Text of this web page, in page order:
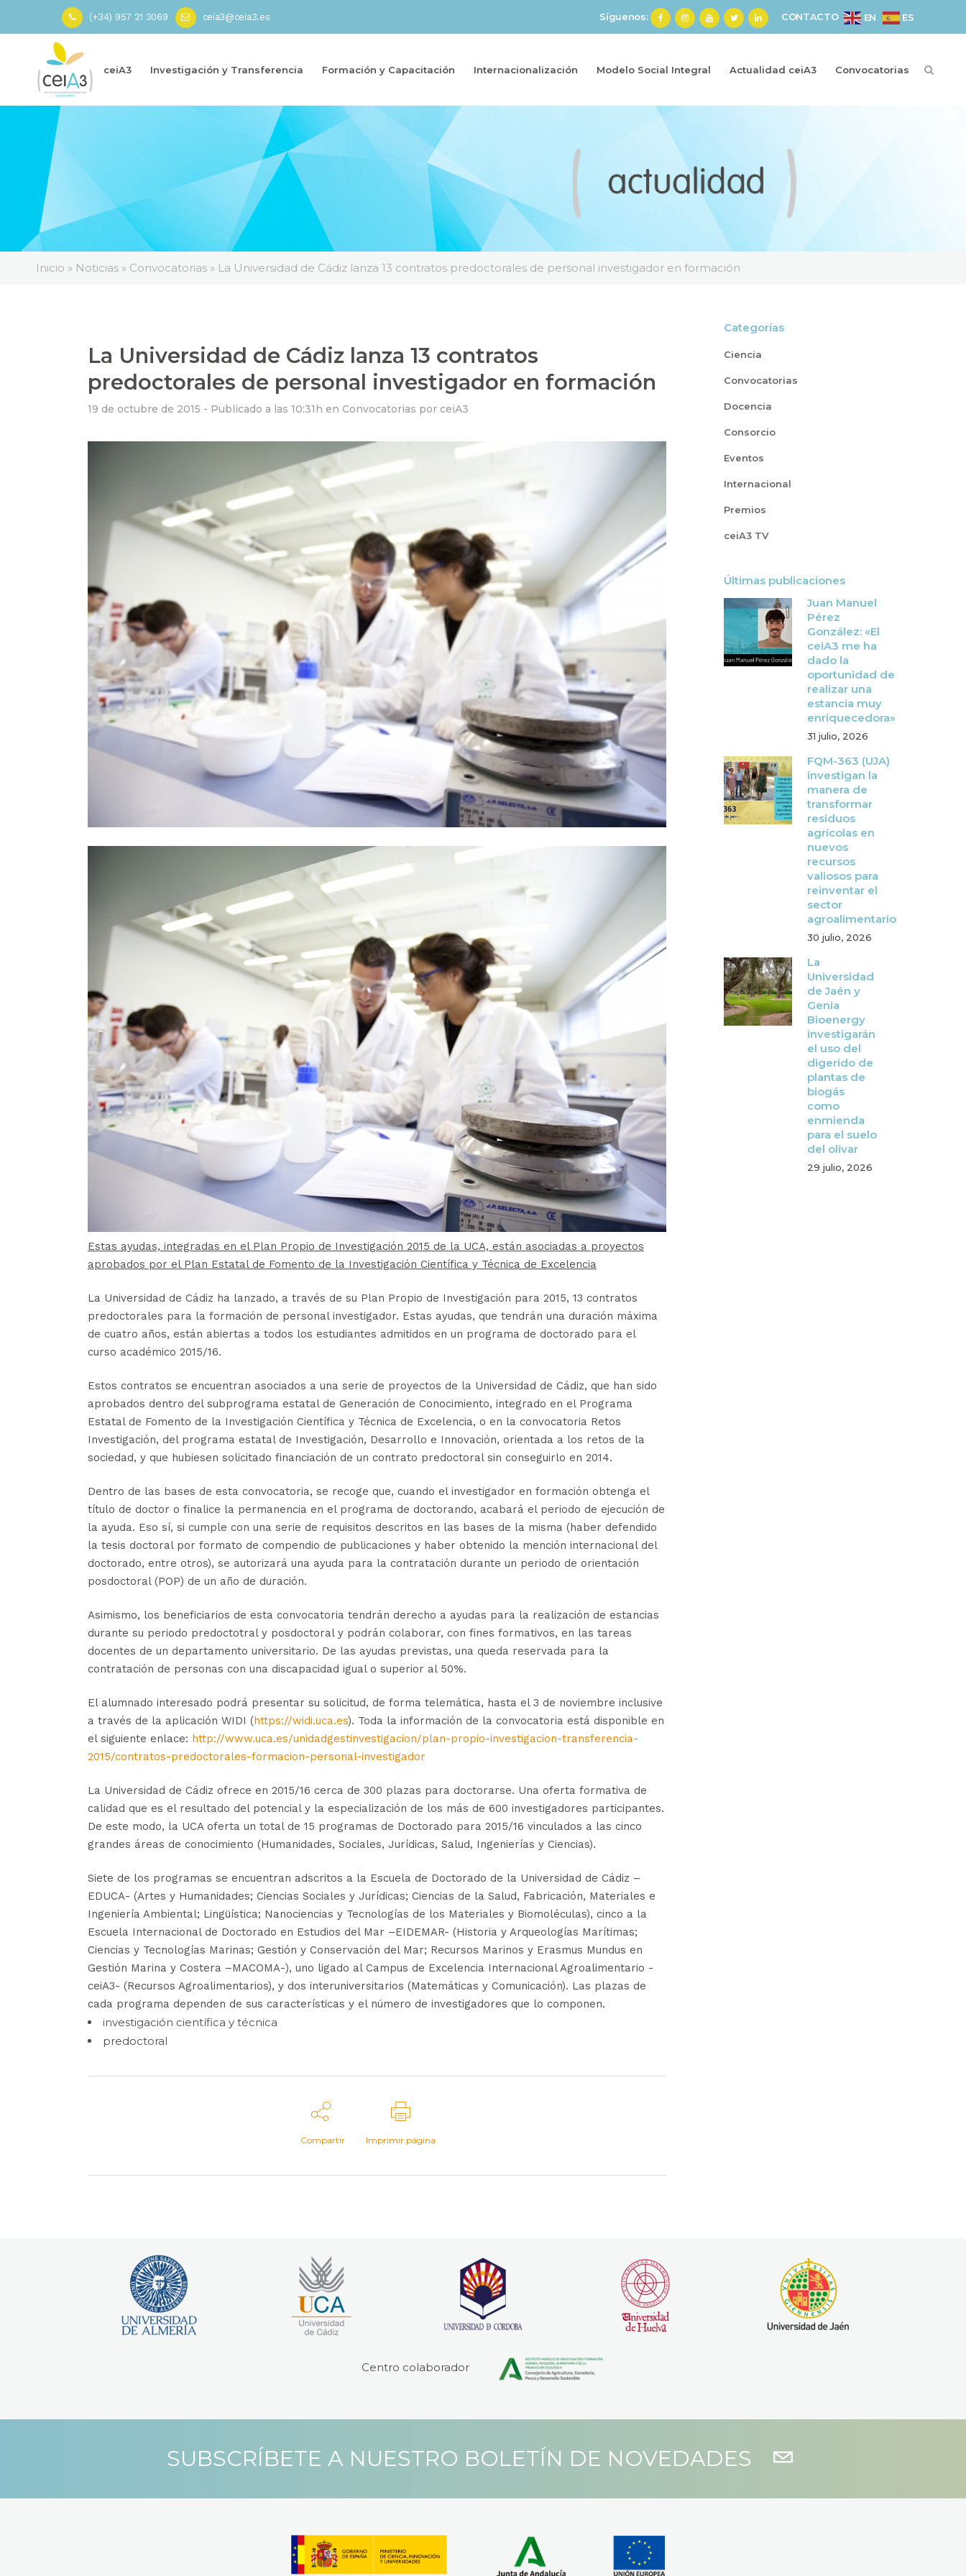
(+34) 957 21 3069 ceia3@ceia3.es Síguenos: CONTACTO EN ES
ceiA3 Investigación y Transferencia Formación y Capacitación Internacionalización Modelo Social Integral Actualidad ceiA3 Convocatorias
Inicio » Noticias » Convocatorias » La Universidad de Cádiz lanza 13 contratos predoctorales de personal investigador en formación
La Universidad de Cádiz lanza 13 contratos
predoctorales de personal investigador en formación
19 de octubre de 2015 - Publicado a las 10:31h en Convocatorias por ceiA3
Estas ayudas, integradas en el Plan Propio de Investigación 2015 de la UCA, están asociadas a proyectos
aprobados por el Plan Estatal de Fomento de la Investigación Científica y Técnica de Excelencia
La Universidad de Cádiz ha lanzado, a través de su Plan Propio de Investigación para 2015, 13 contratos
predoctorales para la formación de personal investigador. Estas ayudas, que tendrán una duración máxima
de cuatro años, están abiertas a todos los estudiantes admitidos en un programa de doctorado para el
curso académico 2015/16.
Estos contratos se encuentran asociados a una serie de proyectos de la Universidad de Cádiz, que han sido
aprobados dentro del subprograma estatal de Generación de Conocimiento, integrado en el Programa
Estatal de Fomento de la Investigación Científica y Técnica de Excelencia, o en la convocatoria Retos
Investigación, del programa estatal de Investigación, Desarrollo e Innovación, orientada a los retos de la
sociedad, y que hubiesen solicitado financiación de un contrato predoctoral sin conseguirlo en 2014.
Dentro de las bases de esta convocatoria, se recoge que, cuando el investigador en formación obtenga el
título de doctor o finalice la permanencia en el programa de doctorando, acabará el periodo de ejecución de
la ayuda. Eso sí, si cumple con una serie de requisitos descritos en las bases de la misma (haber defendido
la tesis doctoral por formato de compendio de publicaciones y haber obtenido la mención internacional del
doctorado, entre otros), se autorizará una ayuda para la contratación durante un periodo de orientación
posdoctoral (POP) de un año de duración.
Asimismo, los beneficiarios de esta convocatoria tendrán derecho a ayudas para la realización de estancias
durante su periodo predoctotral y posdoctoral y podrán colaborar, con fines formativos, en las tareas
docentes de un departamento universitario. De las ayudas previstas, una queda reservada para la
contratación de personas con una discapacidad igual o superior al 50%.
El alumnado interesado podrá presentar su solicitud, de forma telemática, hasta el 3 de noviembre inclusive
a través de la aplicación WIDI (https://widi.uca.es). Toda la información de la convocatoria está disponible en
el siguiente enlace: http://www.uca.es/unidadgestinvestigacion/plan-propio-investigacion-transferencia-
2015/contratos-predoctorales-formacion-personal-investigador
La Universidad de Cádiz ofrece en 2015/16 cerca de 300 plazas para doctorarse. Una oferta formativa de
calidad que es el resultado del potencial y la especialización de los más de 600 investigadores participantes.
De este modo, la UCA oferta un total de 15 programas de Doctorado para 2015/16 vinculados a las cinco
grandes áreas de conocimiento (Humanidades, Sociales, Jurídicas, Salud, Ingenierías y Ciencias).
Siete de los programas se encuentran adscritos a la Escuela de Doctorado de la Universidad de Cádiz –
EDUCA- (Artes y Humanidades; Ciencias Sociales y Jurídicas; Ciencias de la Salud, Fabricación, Materiales e
Ingeniería Ambiental; Lingüística; Nanociencias y Tecnologías de los Materiales y Biomoléculas), cinco a la
Escuela Internacional de Doctorado en Estudios del Mar –EIDEMAR- (Historia y Arqueologías Marítimas;
Ciencias y Tecnologías Marinas; Gestión y Conservación del Mar; Recursos Marinos y Erasmus Mundus en
Gestión Marina y Costera –MACOMA-), uno ligado al Campus de Excelencia Internacional Agroalimentario -
ceiA3- (Recursos Agroalimentarios), y dos interuniversitarios (Matemáticas y Comunicación). Las plazas de
cada programa dependen de sus características y el número de investigadores que lo componen.
investigación científica y técnica
predoctoral
Compartir Imprimir página
Categorías
Ciencia
Convocatorias
Docencia
Consorcio
Eventos
Internacional
Premios
ceiA3 TV
Últimas publicaciones
Juan Manuel
Pérez
González: «El
ceiA3 me ha
dado la
oportunidad de
realizar una
estancia muy
enriquecedora»
31 julio, 2026
FQM-363 (UJA)
investigan la
manera de
transformar
residuos
agrícolas en
nuevos
recursos
valiosos para
reinventar el
sector
agroalimentario
30 julio, 2026
La
Universidad
de Jaén y
Genia
Bioenergy
investigarán
el uso del
digerido de
plantas de
biogás
como
enmienda
para el suelo
del olivar
29 julio, 2026
Centro colaborador
SUBSCRÍBETE A NUESTRO BOLETÍN DE NOVEDADES